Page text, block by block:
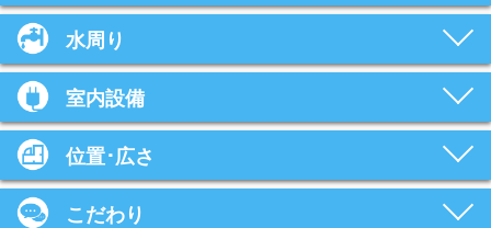
水周り
室内設備
位置･広さ
こだわり